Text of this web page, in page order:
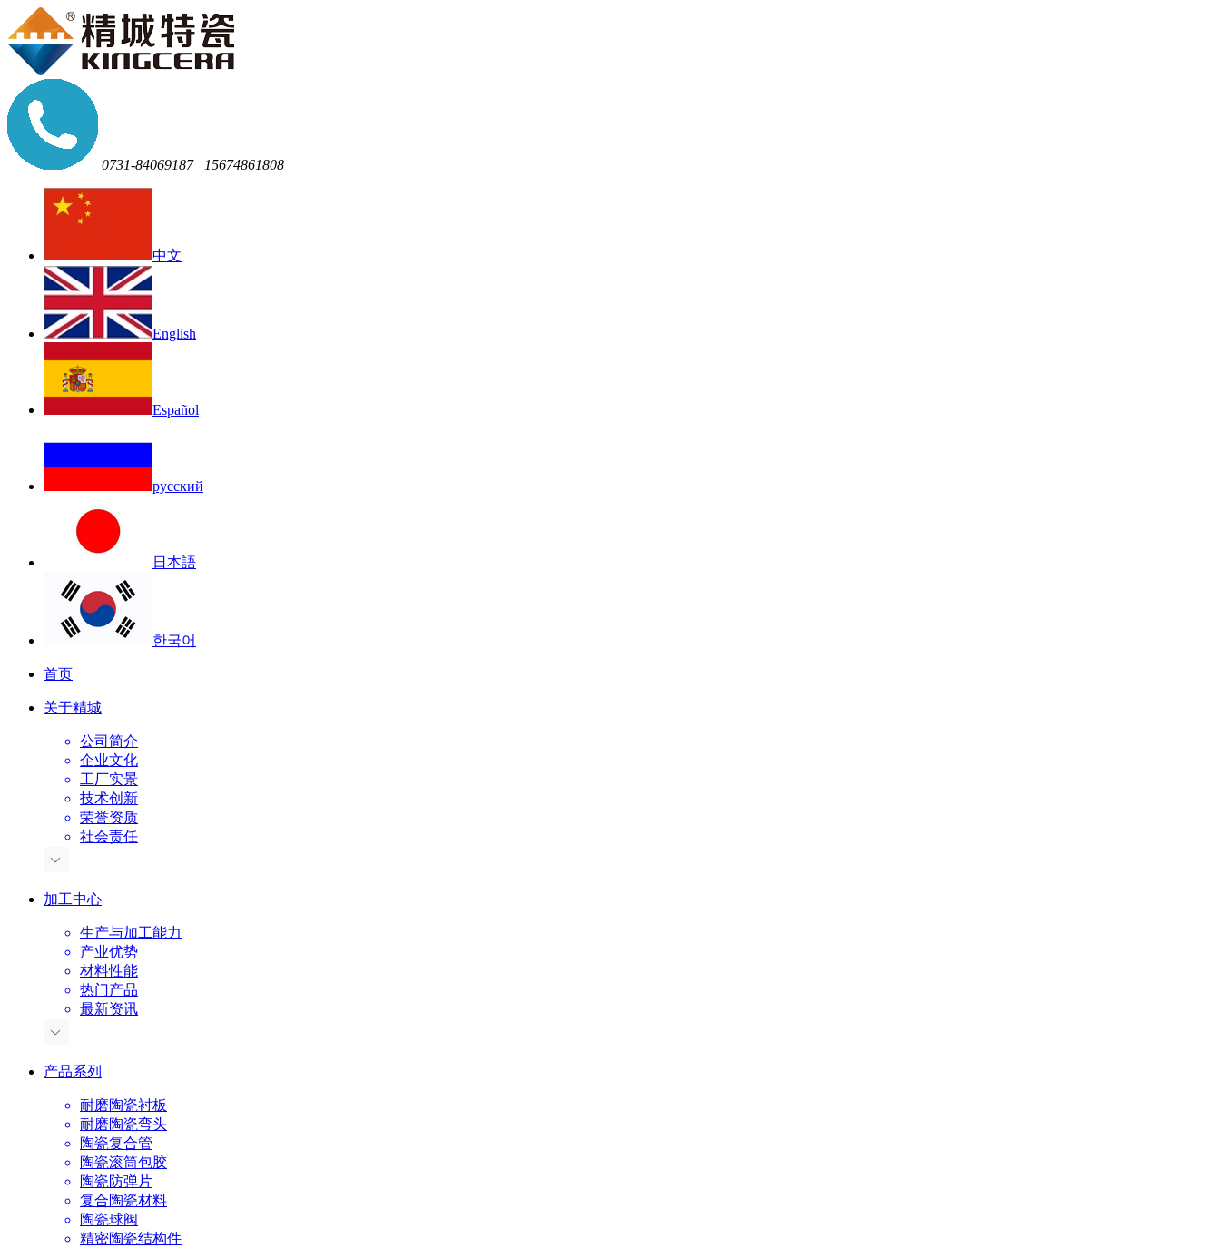
0731-84069187 15674861808
中文
English
Español
русский
日本語
한국어
首页
关于精城
公司简介
企业文化
工厂实景
技术创新
荣誉资质
社会责任
加工中心
生产与加工能力
产业优势
材料性能
热门产品
最新资讯
产品系列
耐磨陶瓷衬板
耐磨陶瓷弯头
陶瓷复合管
陶瓷滚筒包胶
陶瓷防弹片
复合陶瓷材料
陶瓷球阀
精密陶瓷结构件